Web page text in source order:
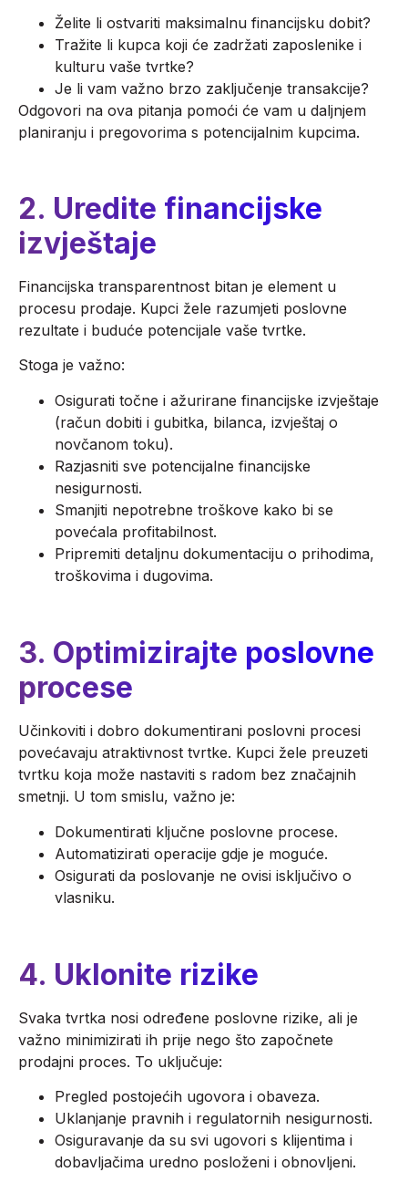
Želite li ostvariti maksimalnu financijsku dobit?
Tražite li kupca koji će zadržati zaposlenike i
kulturu vaše tvrtke?
Je li vam važno brzo zaključenje transakcije?
Odgovori na ova pitanja pomoći će vam u daljnjem
planiranju i pregovorima s potencijalnim kupcima.
2. Uredite financijske
izvještaje
Financijska transparentnost bitan je element u
procesu prodaje. Kupci žele razumjeti poslovne
rezultate i buduće potencijale vaše tvrtke.
Stoga je važno:
Osigurati točne i ažurirane financijske izvještaje
(račun dobiti i gubitka, bilanca, izvještaj o
novčanom toku).
Razjasniti sve potencijalne financijske
nesigurnosti.
Smanjiti nepotrebne troškove kako bi se
povećala profitabilnost.
Pripremiti detaljnu dokumentaciju o prihodima,
troškovima i dugovima.
3. Optimizirajte poslovne
procese
Učinkoviti i dobro dokumentirani poslovni procesi
povećavaju atraktivnost tvrtke. Kupci žele preuzeti
tvrtku koja može nastaviti s radom bez značajnih
smetnji. U tom smislu, važno je:
Dokumentirati ključne poslovne procese.
Automatizirati operacije gdje je moguće.
Osigurati da poslovanje ne ovisi isključivo o
vlasniku.
4. Uklonite rizike
Svaka tvrtka nosi određene poslovne rizike, ali je
važno minimizirati ih prije nego što započnete
prodajni proces. To uključuje:
Pregled postojećih ugovora i obaveza.
Uklanjanje pravnih i regulatornih nesigurnosti.
Osiguravanje da su svi ugovori s klijentima i
dobavljačima uredno posloženi i obnovljeni.